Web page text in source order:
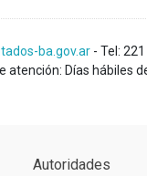
ba.gov.ar - Tel:
atención: Días hábiles
Autoridades